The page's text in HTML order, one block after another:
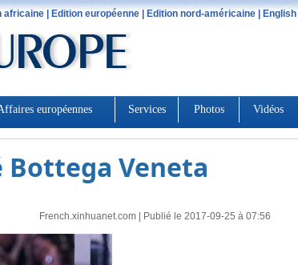
Bottega Veneta
French.xinhuanet.com| Publié le 2017-09-25 à 07:56